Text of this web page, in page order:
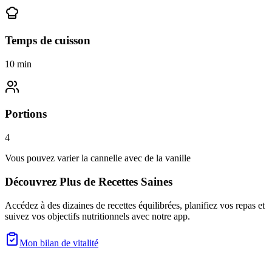
Temps de cuisson
10 min
Portions
4
Vous pouvez varier la cannelle avec de la vanille
Découvrez Plus de Recettes Saines
Accédez à des dizaines de recettes équilibrées, planifiez vos repas et
suivez vos objectifs nutritionnels avec notre app.
Mon bilan de vitalité